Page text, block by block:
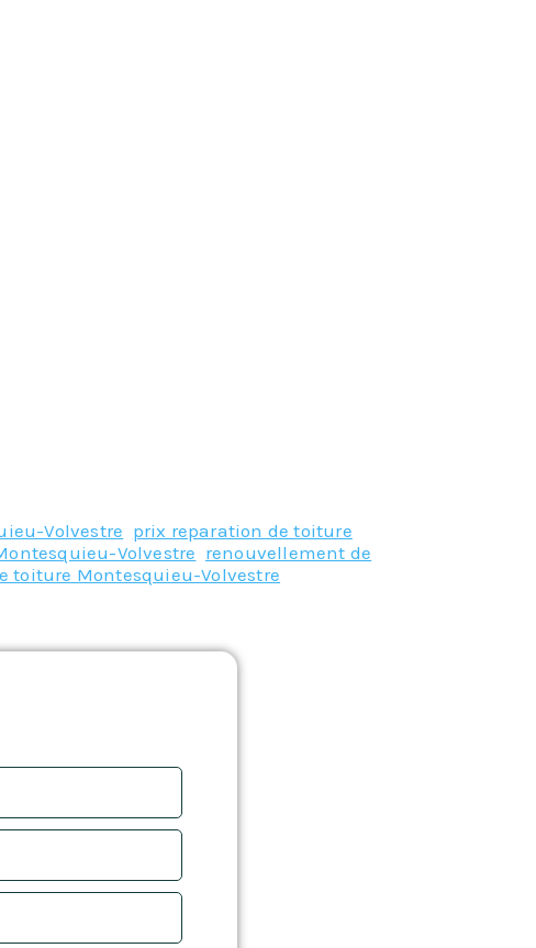
Volvestre prix reparation de toiture
Volvestre renouvellement de
toiture Montesquieu-Volvestre